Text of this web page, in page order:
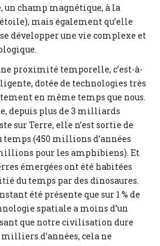
un champ magnétique, à la
mais également qu’elle
développer une vie complexe et
proximité temporelle, c’est-à-
dotée de technologies très
en même temps que nous.
depuis plus de 3 milliards
sur Terre, elle n’est sortie de
temps (450 millions d’années
pour les amphibiens). Et
émergées ont été habitées
du temps par des dinosaures.
été présente que sur 1 % de
spatiale a moins d’un
que notre civilisation dure
d’années, cela ne